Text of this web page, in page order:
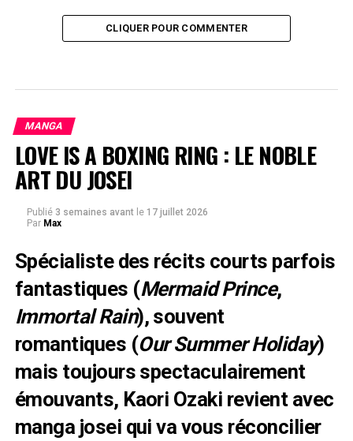
CLIQUER POUR COMMENTER
MANGA
LOVE IS A BOXING RING : LE NOBLE
ART DU JOSEI
Publié 3 semaines avant le 17 juillet 2026
Par Max
Spécialiste des récits courts parfois
fantastiques (Mermaid Prince,
Immortal Rain), souvent
romantiques (Our Summer Holiday)
mais toujours spectaculairement
émouvants, Kaori Ozaki revient avec
manga josei qui va vous réconcilier